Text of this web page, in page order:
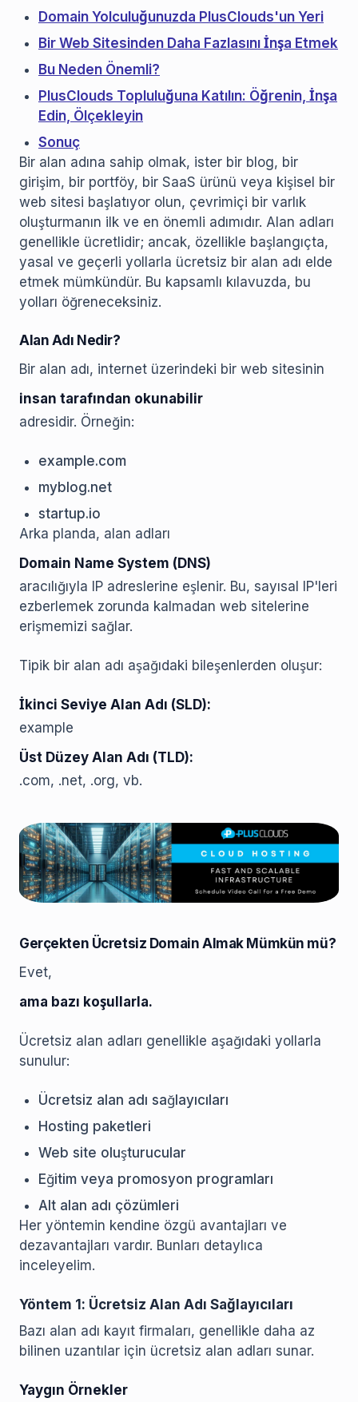
Domain Yolculuğunuzda PlusClouds'un Yeri
Bir Web Sitesinden Daha Fazlasını İnşa Etmek
Bu Neden Önemli?
PlusClouds Topluluğuna Katılın: Öğrenin, İnşa
Edin, Ölçekleyin
Sonuç
Bir alan adına sahip olmak, ister bir blog, bir
girişim, bir portföy, bir SaaS ürünü veya kişisel bir
web sitesi başlatıyor olun, çevrimiçi bir varlık
oluşturmanın ilk ve en önemli adımıdır. Alan adları
genellikle ücretlidir; ancak, özellikle başlangıçta,
yasal ve geçerli yollarla ücretsiz bir alan adı elde
etmek mümkündür. Bu kapsamlı kılavuzda, bu
yolları öğreneceksiniz.
Alan Adı Nedir?
Bir alan adı, internet üzerindeki bir web sitesinin
insan tarafından okunabilir
adresidir. Örneğin:
example.com
myblog.net
startup.io
Arka planda, alan adları
Domain Name System (DNS)
aracılığıyla IP adreslerine eşlenir. Bu, sayısal IP'leri
ezberlemek zorunda kalmadan web sitelerine
erişmemizi sağlar.
Tipik bir alan adı aşağıdaki bileşenlerden oluşur:
İkinci Seviye Alan Adı (SLD):
example
Üst Düzey Alan Adı (TLD):
.com, .net, .org, vb.
Gerçekten Ücretsiz Domain Almak Mümkün mü?
Evet,
ama bazı koşullarla.
Ücretsiz alan adları genellikle aşağıdaki yollarla
sunulur:
Ücretsiz alan adı sağlayıcıları
Hosting paketleri
Web site oluşturucular
Eğitim veya promosyon programları
Alt alan adı çözümleri
Her yöntemin kendine özgü avantajları ve
dezavantajları vardır. Bunları detaylıca
inceleyelim.
Yöntem 1: Ücretsiz Alan Adı Sağlayıcıları
Bazı alan adı kayıt firmaları, genellikle daha az
bilinen uzantılar için ücretsiz alan adları sunar.
Yaygın Örnekler